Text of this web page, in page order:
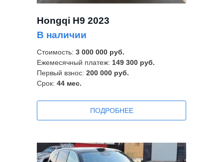
Стоимость: 3 000 000 руб.
Ежемесячный платеж: 149 300 руб.
Первый взнос: 200 000 руб.
Срок: 44 мес.
ПОДРОБНЕЕ
Hongqi H9 2023
В наличии